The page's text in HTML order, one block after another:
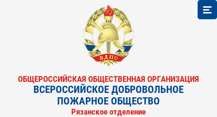
ОБЩЕРОССИЙСКАЯ ОБЩЕСТВЕННАЯ ОРГАНИЗАЦИЯ
ВСЕРОССИЙСКОЕ ДОБРОВОЛЬНОЕ
ПОЖАРНОЕ ОБЩЕСТВО
Рязанское отделение